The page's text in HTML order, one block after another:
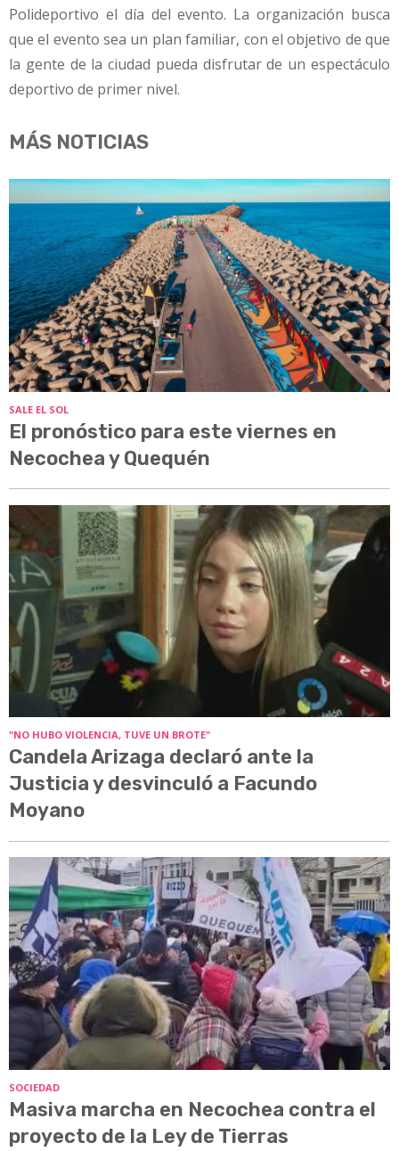
Polideportivo el día del evento. La organización busca
que el evento sea un plan familiar, con el objetivo de que
la gente de la ciudad pueda disfrutar de un espectáculo
deportivo de primer nivel.
MÁS NOTICIAS
SALE EL SOL
El pronóstico para este viernes en
Necochea y Quequén
"NO HUBO VIOLENCIA, TUVE UN BROTE"
Candela Arizaga declaró ante la
Justicia y desvinculó a Facundo
Moyano
SOCIEDAD
Masiva marcha en Necochea contra el
proyecto de la Ley de Tierras